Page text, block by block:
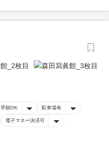
早朝OK 駐車場有
電子マネー決済可